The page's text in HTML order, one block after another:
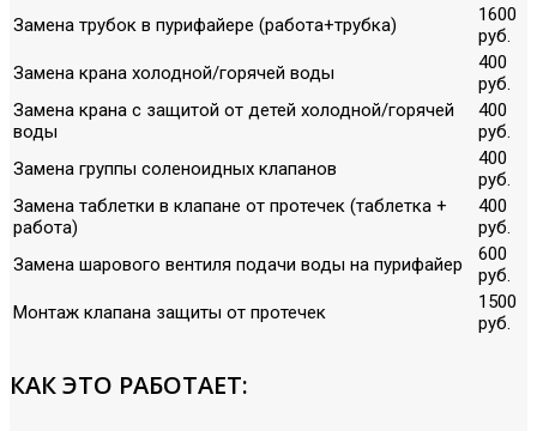
Замена трубок в пурифайере (работа+трубка)
1600
руб.
Замена крана холодной/горячей воды
400
руб.
Замена крана с защитой от детей холодной/горячей
воды
400
руб.
Замена группы соленоидных клапанов
400
руб.
Замена таблетки в клапане от протечек (таблетка +
работа)
400
руб.
Замена шарового вентиля подачи воды на пурифайер
600
руб.
Монтаж клапана защиты от протечек
1500
руб.
КАК ЭТО РАБОТАЕТ: